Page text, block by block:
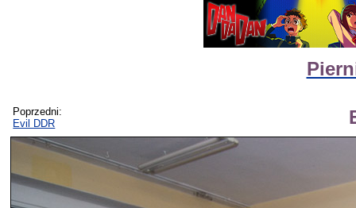
Poprzedni:
Evil DDR